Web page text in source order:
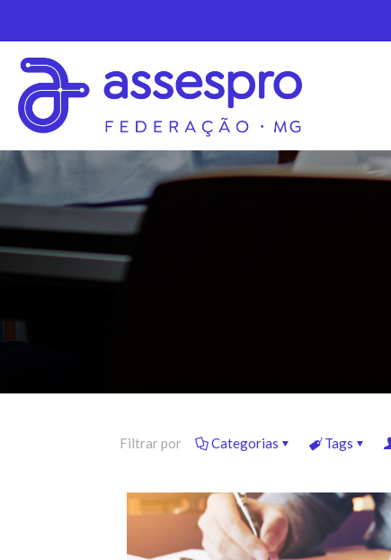
Filtrar por Categorias Tags